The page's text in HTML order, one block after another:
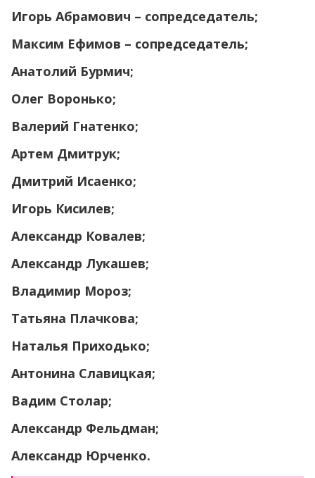
Игорь Абрамович – сопредседатель;
Максим Ефимов – сопредседатель;
Анатолий Бурмич;
Олег Воронько;
Валерий Гнатенко;
Артем Дмитрук;
Дмитрий Исаенко;
Игорь Кисилев;
Александр Ковалев;
Александр Лукашев;
Владимир Мороз;
Татьяна Плачкова;
Наталья Приходько;
Антонина Славицкая;
Вадим Столар;
Александр Фельдман;
Александр Юрченко.